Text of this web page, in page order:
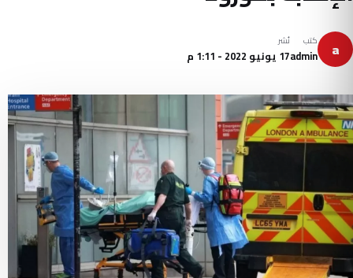
a كتب
admin
نُشر
17 يونيو 2022 - 1:11 م